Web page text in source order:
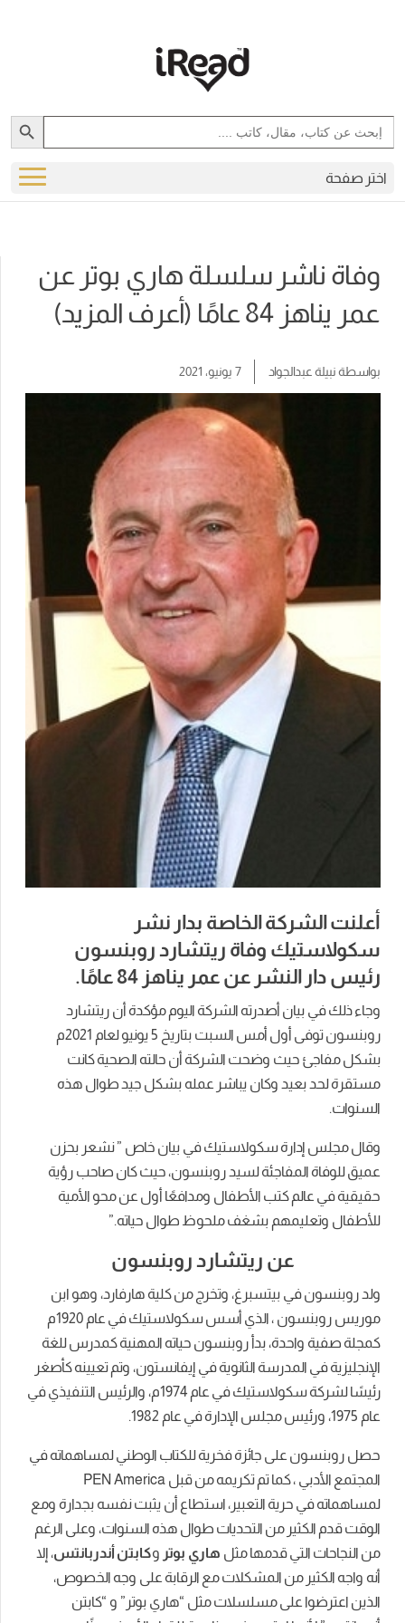
Search
for:
Search Button
اختر صفحة
وفاة ناشر سلسلة هاري بوتر عن
عمر يناهز 84 عامًا (أعرف المزيد)
بواسطةنبيلة عبدالجواد 7 يونيو، 2021
أعلنت الشركة الخاصة بدار نشر
سكولاستيك وفاة ريتشارد روبنسون
رئيس دار النشر عن عمر يناهز 84 عامًا.
وجاء ذلك في بيان أصدرته الشركة اليوم مؤكدة أن ريتشارد
روبنسون توفى أول أمس السبت بتاريخ 5 يونيو لعام 2021م
بشكل مفاجئ حيث وضحت الشركة أن حالته الصحية كانت
مستقرة لحد بعيد وكان يباشر عمله بشكل جيد طوال هذه
السنوات.
وقال مجلس إدارة سكولاستيك في بيان خاص ” نشعر بحزن
عميق للوفاة المفاجئة لسيد روبنسون، حيث كان صاحب رؤية
حقيقية في عالم كتب الأطفال ومدافعًا أول عن محو الأمية
للأطفال وتعليمهم بشغف ملحوظ طوال حياته.”
عن ريتشارد روبنسون
ولد روبنسون في بيتسبرغ، وتخرج من كلية هارفارد، وهو ابن
موريس روبنسون ، الذي أسس سكولاستيك في عام 1920م
كمجلة صفية واحدة، بدأ روبنسون حياته المهنية كمدرس للغة
الإنجليزية في المدرسة الثانوية في إيفانستون، وتم تعيينه كأصغر
رئيسًا لشركة سكولاستيك في عام 1974م، والرئيس التنفيذي في
عام 1975، ورئيس مجلس الإدارة في عام 1982.
حصل روبنسون على جائزة فخرية للكتاب الوطني لمساهماته في
المجتمع الأدبي ، كما تم تكريمه من قبل PEN America
لمساهماته في حرية التعبير، استطاع أن يثبت نفسه بجدارة ومع
الوقت قدم الكثير من التحديات طوال هذه السنوات، وعلى الرغم
من النجاحات التي قدمها مثل هاري بوتر وكابتن أندربانتس، إلا
أنه واجه الكثير من المشكلات مع الرقابة على وجه الخصوص،
الذين اعترضوا على مسلسلات مثل “هاري بوتر” و “كابتن